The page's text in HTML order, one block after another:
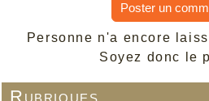
Rubriques
Poster un
Personne n'a encore
Soyez donc le